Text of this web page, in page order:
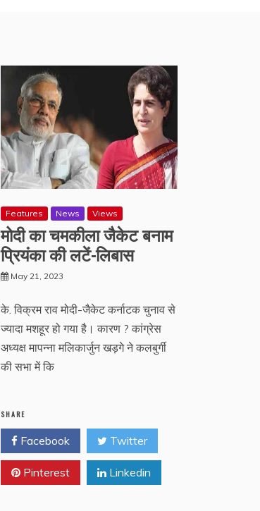
Features News Views
मोदी का चमकीला जैकेट बनाम
प्रियंका की लटें-लिबास
May 21, 2023
के. विक्रम राव मोदी-जैकेट कर्नाटक चुनाव से
ज्यादा मशहूर हो गया है। कारण ? कांग्रेस
अध्यक्ष मापन्ना मलिकार्जुन खड़गे ने कलबुर्गी
की सभा में कि
SHARE
Facebook Twitter
Pinterest Linkedin